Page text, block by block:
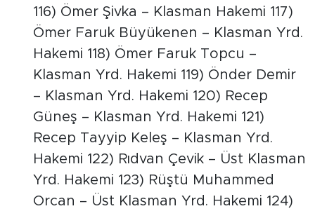
116) Ömer Şivka – Klasman Hakemi 117)
Ömer Faruk Büyükenen – Klasman Yrd.
Hakemi 118) Ömer Faruk Topcu –
Klasman Yrd. Hakemi 119) Önder Demir
– Klasman Yrd. Hakemi 120) Recep
Güneş – Klasman Yrd. Hakemi 121)
Recep Tayyip Keleş – Klasman Yrd.
Hakemi 122) Rıdvan Çevik – Üst Klasman
Yrd. Hakemi 123) Rüştü Muhammed
Orcan – Üst Klasman Yrd. Hakemi 124)